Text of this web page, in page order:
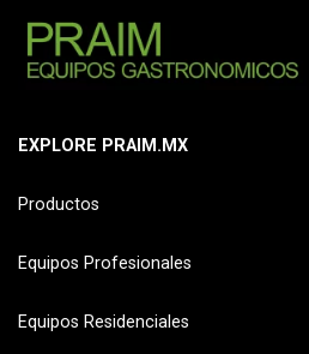
EXPLORE PRAIM.MX
Productos
Equipos Profesionales
Equipos Residenciales